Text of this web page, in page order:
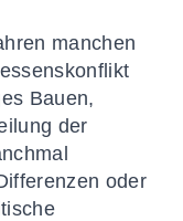
manchen
Bauen,
der
oder